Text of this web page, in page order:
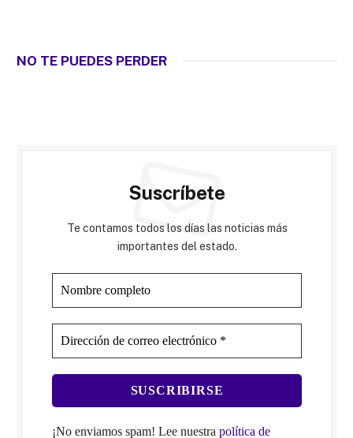
NO TE PUEDES PERDER
Suscríbete
Te contamos todos los días las noticias más
importantes del estado.
¡No enviamos spam! Lee nuestra política de